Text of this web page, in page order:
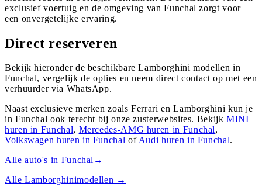
exclusief voertuig en de omgeving van Funchal zorgt voor
een onvergetelijke ervaring.
Direct reserveren
Bekijk hieronder de beschikbare Lamborghini modellen in
Funchal, vergelijk de opties en neem direct contact op met een
verhuurder via WhatsApp.
Naast exclusieve merken zoals Ferrari en Lamborghini kun je
in Funchal ook terecht bij onze zusterwebsites. Bekijk MINI
huren in Funchal, Mercedes-AMG huren in Funchal,
Volkswagen huren in Funchal ofAudi huren in Funchal.
Alle auto's in Funchal →
AlleLamborghinimodellen →